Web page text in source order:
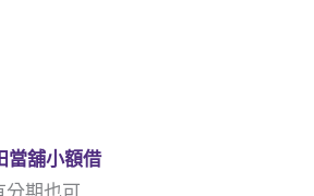
當舖小額借
分期也可